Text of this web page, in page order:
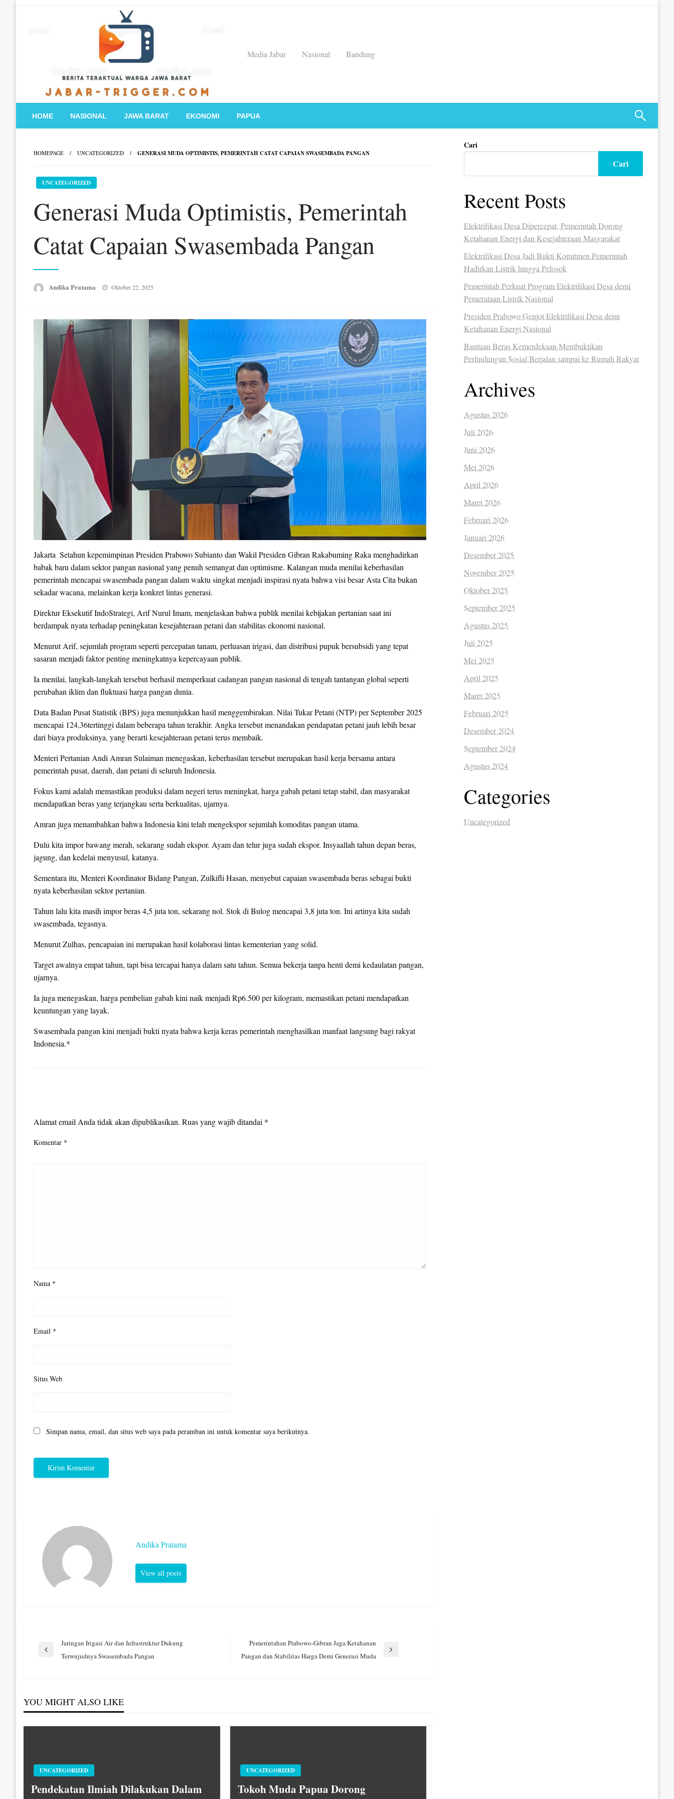
Media Jabar
Nasional Bandung
HOME NASIONAL JAWA BARAT EKONOMI PAPUA
HOMEPAGE UNCATEGORIZED GENERASI MUDA OPTIMISTIS, PEMERINTAH CATAT CAPAIAN SWASEMBADA PANGAN
UNCATEGORIZED
Generasi Muda Optimistis, Pemerintah
Catat Capaian Swasembada Pangan
Andika Pratama
Posted
Oktober 22, 2025
Jakarta  Setahun kepemimpinan Presiden Prabowo Subianto dan Wakil Presiden Gibran Rakabuming Raka menghadirkan
babak baru dalam sektor pangan nasional yang penuh semangat dan optimisme. Kalangan muda menilai keberhasilan
pemerintah mencapai swasembada pangan dalam waktu singkat menjadi inspirasi nyata bahwa visi besar Asta Cita bukan
sekadar wacana, melainkan kerja konkret lintas generasi.
Direktur Eksekutif IndoStrategi, Arif Nurul Imam, menjelaskan bahwa publik menilai kebijakan pertanian saat ini
berdampak nyata terhadap peningkatan kesejahteraan petani dan stabilitas ekonomi nasional.
Menurut Arif, sejumlah program seperti percepatan tanam, perluasan irigasi, dan distribusi pupuk bersubsidi yang tepat
sasaran menjadi faktor penting meningkatnya kepercayaan publik.
Ia menilai, langkah-langkah tersebut berhasil memperkuat cadangan pangan nasional di tengah tantangan global seperti
perubahan iklim dan fluktuasi harga pangan dunia.
Data Badan Pusat Statistik (BPS) juga menunjukkan hasil menggembirakan. Nilai Tukar Petani (NTP) per September 2025
mencapai 124,36tertinggi dalam beberapa tahun terakhir. Angka tersebut menandakan pendapatan petani jauh lebih besar
dari biaya produksinya, yang berarti kesejahteraan petani terus membaik.
Menteri Pertanian Andi Amran Sulaiman menegaskan, keberhasilan tersebut merupakan hasil kerja bersama antara
pemerintah pusat, daerah, dan petani di seluruh Indonesia.
Fokus kami adalah memastikan produksi dalam negeri terus meningkat, harga gabah petani tetap stabil, dan masyarakat
mendapatkan beras yang terjangkau serta berkualitas, ujarnya.
Amran juga menambahkan bahwa Indonesia kini telah mengekspor sejumlah komoditas pangan utama.
Dulu kita impor bawang merah, sekarang sudah ekspor. Ayam dan telur juga sudah ekspor. Insyaallah tahun depan beras,
jagung, dan kedelai menyusul, katanya.
Sementara itu, Menteri Koordinator Bidang Pangan, Zulkifli Hasan, menyebut capaian swasembada beras sebagai bukti
nyata keberhasilan sektor pertanian.
Tahun lalu kita masih impor beras 4,5 juta ton, sekarang nol. Stok di Bulog mencapai 3,8 juta ton. Ini artinya kita sudah
swasembada, tegasnya.
Menurut Zulhas, pencapaian ini merupakan hasil kolaborasi lintas kementerian yang solid.
Target awalnya empat tahun, tapi bisa tercapai hanya dalam satu tahun. Semua bekerja tanpa henti demi kedaulatan pangan,
ujarnya.
Ia juga menegaskan, harga pembelian gabah kini naik menjadi Rp6.500 per kilogram, memastikan petani mendapatkan
keuntungan yang layak.
Swasembada pangan kini menjadi bukti nyata bahwa kerja keras pemerintah menghasilkan manfaat langsung bagi rakyat
Indonesia.*
Alamat email Anda tidak akan dipublikasikan. Ruas yang wajib ditandai *
Komentar *
Nama *
Email *
Situs Web
Simpan nama, email, dan situs web saya pada peramban ini untuk komentar saya berikutnya.
Andika Pratama
View all posts
Navigasi
Previous
Jaringan Irigasi Air dan Infrastruktur Dukung
Terwujudnya Swasembada Pangan
Next
Pemerintahan Prabowo-Gibran Jaga Ketahanan
Pangan dan Stabilitas Harga Demi Generasi Muda
YOU MIGHT ALSO LIKE
UNCATEGORIZED
Pendekatan Ilmiah Dilakukan Dalam
UNCATEGORIZED
Tokoh Muda Papua Dorong
Cari
Cari
Recent Posts
Elektrifikasi Desa Dipercepat, Pemerintah Dorong
Ketahanan Energi dan Kesejahteraan Masyarakat
Elektrifikasi Desa Jadi Bukti Komitmen Pemerintah
Hadirkan Listrik hingga Pelosok
Pemerintah Perkuat Program Elektrifikasi Desa demi
Pemerataan Listrik Nasional
Presiden Prabowo Genjot Elektrifikasi Desa demi
Ketahanan Energi Nasional
Bantuan Beras Kemerdekaan Membuktikan
Perlindungan Sosial Berjalan sampai ke Rumah Rakyat
Archives
Agustus 2026
Juli 2026
Juni 2026
Mei 2026
April 2026
Maret 2026
Februari 2026
Januari 2026
Desember 2025
November 2025
Oktober 2025
September 2025
Agustus 2025
Juli 2025
Mei 2025
April 2025
Maret 2025
Februari 2025
Desember 2024
September 2024
Agustus 2024
Categories
Uncategorized